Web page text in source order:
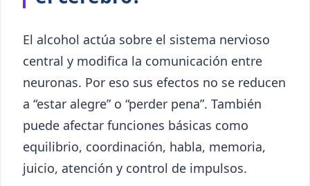
El alcohol actúa sobre el sistema nervioso
central y modifica la comunicación entre
neuronas. Por eso sus efectos no se reducen
a “estar alegre” o “perder pena”. También
puede afectar funciones básicas como
equilibrio, coordinación, habla, memoria,
juicio, atención y control de impulsos.